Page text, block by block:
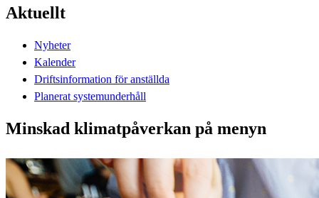
Aktuellt
Nyheter
Kalender
Driftsinformation för anställda
Planerat systemunderhåll
Minskad klimatpåverkan på menyn